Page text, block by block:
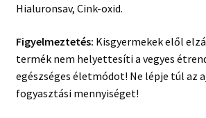
Hialuronsav, Cink-oxid.
Figyelmeztetés: Kisgyermekek elől
termék nem helyettesíti a vegyes
egészséges életmódot! Ne lépje túl az
fogyasztási mennyiséget!